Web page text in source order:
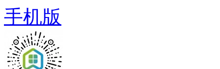
手机版